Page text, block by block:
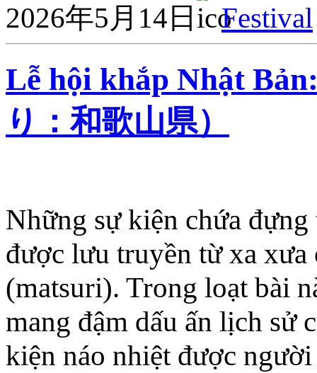
2026年5月14日
Festival
Lễ hội khắp Nhật
り：和歌山県）
Những sự kiện chứa
được lưu truyền từ xa
(matsuri). Trong loạt bài
mang đậm dấu ấn lịch sử
kiện náo nhiệt được